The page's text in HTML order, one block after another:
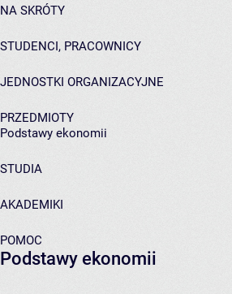
NA SKRÓTY
STUDENCI, PRACOWNICY
JEDNOSTKI ORGANIZACYJNE
PRZEDMIOTY
Podstawy ekonomii
STUDIA
AKADEMIKI
POMOC
Podstawy ekonomii